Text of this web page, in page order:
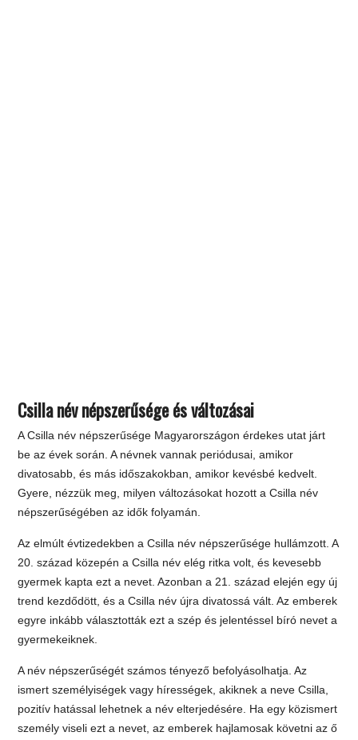
Csilla név népszerűsége és változásai
A Csilla név népszerűsége Magyarországon érdekes utat járt
be az évek során. A névnek vannak periódusai, amikor
divatosabb, és más időszakokban, amikor kevésbé kedvelt.
Gyere, nézzük meg, milyen változásokat hozott a Csilla név
népszerűségében az idők folyamán.
Az elmúlt évtizedekben a Csilla név népszerűsége hullámzott. A
20. század közepén a Csilla név elég ritka volt, és kevesebb
gyermek kapta ezt a nevet. Azonban a 21. század elején egy új
trend kezdődött, és a Csilla név újra divatossá vált. Az emberek
egyre inkább választották ezt a szép és jelentéssel bíró nevet a
gyermekeiknek.
A név népszerűségét számos tényező befolyásolhatja. Az
ismert személyiségek vagy hírességek, akiknek a neve Csilla,
pozitív hatással lehetnek a név elterjedésére. Ha egy közismert
személy viseli ezt a nevet, az emberek hajlamosak követni az ő